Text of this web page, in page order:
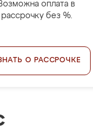
оплата в
рассрочку без %.
О РАССРОЧКЕ